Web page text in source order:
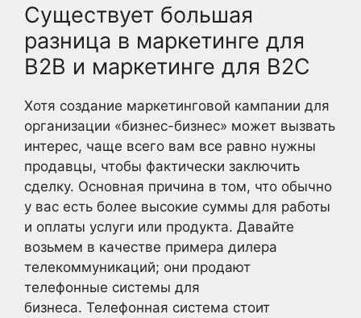
Существует большая
разница в маркетинге для
B2B и маркетинге для B2C
Хотя создание маркетинговой кампании для
организации «бизнес-бизнес» может вызвать
интерес, чаще всего вам все равно нужны
продавцы, чтобы фактически заключить
сделку. Основная причина в том, что обычно
у вас есть более высокие суммы для работы
и оплаты услуги или продукта. Давайте
возьмем в качестве примера дилера
телекоммуникаций; они продают
телефонные системы для
бизнеса. Телефонная система стоит